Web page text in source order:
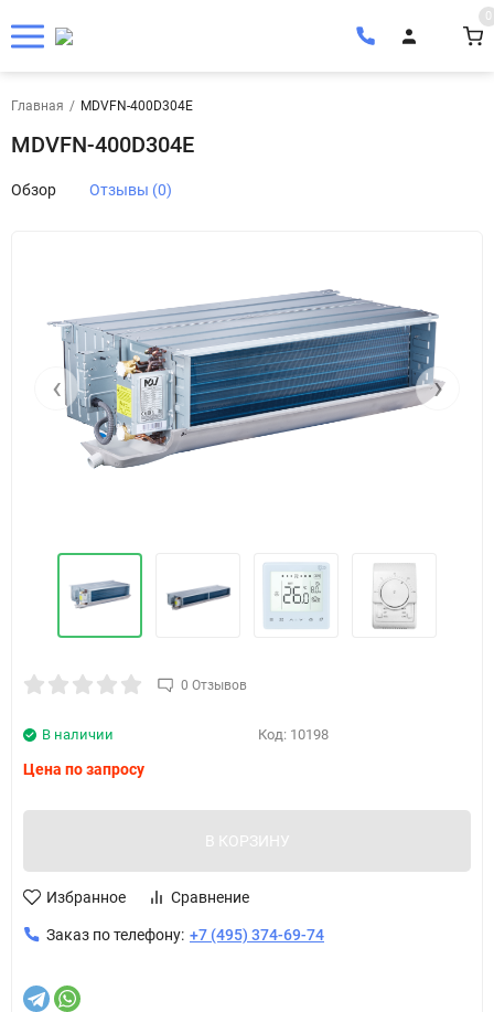
0
Главная / MDVFN-400D304E
MDVFN-400D304E
Обзор Отзывы (0)
‹ ›
0 Отзывов
Код: 10198
В наличии
Цена по запросу
В КОРЗИНУ
Избранное Сравнение
Заказ по телефону: +7 (495) 374-69-74